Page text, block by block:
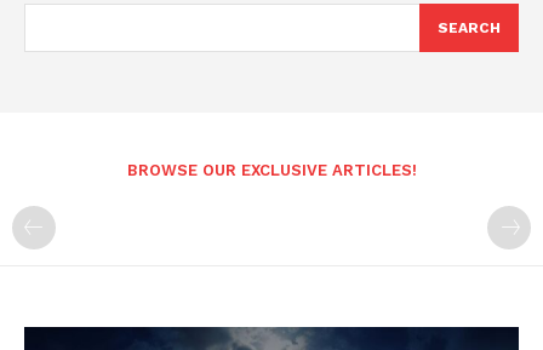
SEARCH
BROWSE OUR EXCLUSIVE ARTICLES!